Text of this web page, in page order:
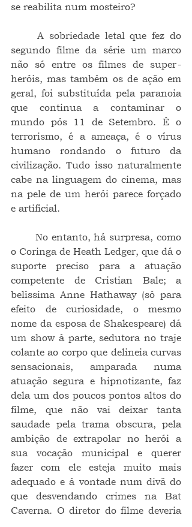
se reabilita num mosteiro?
segundo filme da série um marco
não só entre os filmes de super-
heróis, mas também os de ação em
geral, foi substituída pela paranoia
que continua a contaminar o
mundo pós 11 de Setembro. É o
terrorismo, é a ameaça, é o vírus
humano rondando o futuro da
civilização. Tudo isso naturalmente
cabe na linguagem do cinema, mas
na pele de um herói parece forçado
e artificial.
o Coringa de Heath Ledger, que dá o
suporte preciso para a atuação
competente de Cristian Bale; a
belíssima Anne Hathaway (só para
efeito de curiosidade, o mesmo
nome da esposa de Shakespeare) dá
um show à parte, sedutora no traje
colante ao corpo que delineia curvas
sensacionais, amparada numa
atuação segura e hipnotizante, faz
dela um dos poucos pontos altos do
filme, que não vai deixar tanta
saudade pela trama obscura, pela
ambição de extrapolar no herói a
sua vocação municipal e querer
fazer com ele esteja muito mais
adequado e à vontade num divã do
que desvendando crimes na Bat
Caverna. O diretor do filme deveria